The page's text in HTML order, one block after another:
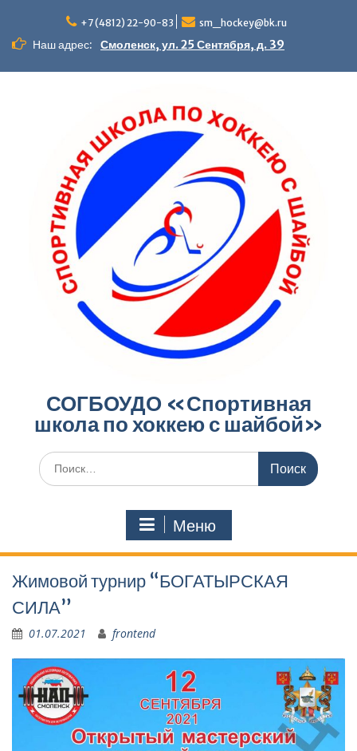
содержимому
+7 (4812) 22-90-83 sm_hockey@bk.ru
Наш адрес: Смоленск, ул. 25 Сентября, д. 39
СОГБОУДО «‎Спортивная
школа по хоккею с шайбой»‎
Поиск
по:
Меню
Жимовой турнир “БОГАТЫРСКАЯ
СИЛА”
01.07.2021 frontend